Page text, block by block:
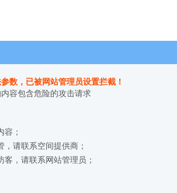
数，已被网站管理员设置拦截！
容包含危险的攻击请求
容；
，请联系空间提供商；
客，请联系网站管理员；